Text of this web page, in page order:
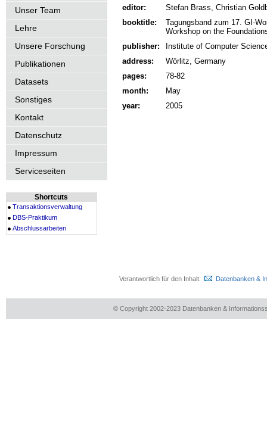
Unser Team
Lehre
Unsere Forschung
Publikationen
Datasets
Sonstiges
Kontakt
Datenschutz
Impressum
Serviceseiten
Shortcuts
Transaktionsverwaltung
DBS-Praktikum
Abschlussarbeiten
editor:
Stefan Brass, Christian
booktitle:
Tagungsband zum 17. GI-
Workshop on the
publisher:
Institute of Computer
address:
Wörlitz, Germany
pages:
78-82
month:
May
year:
2005
Verantwortlich für den Inhalt: Datenbanken &
© Copyright 2002-2023 Datenbanken &